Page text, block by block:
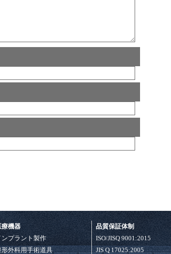
療機器
ンプラント製作
形外科用手術道具
品質保証体制
ISO/JISQ 9001:2015
JIS Q 17025:2005